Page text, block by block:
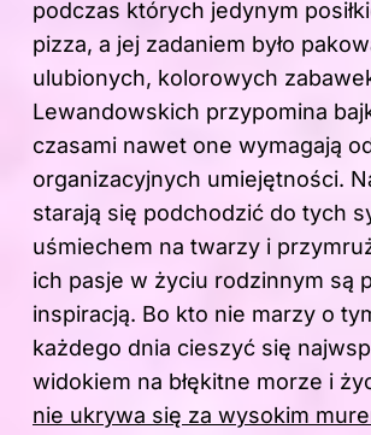
podczas których jedynym
pizza, a jej zadaniem było
ulubionych, kolorowych
Lewandowskich przypomina
czasami nawet one wymagają
organizacyjnych umiejętności.
starają się podchodzić do tych
uśmiechem na twarzy i
ich pasje w życiu rodzinnym są
inspiracją. Bo kto nie marzy o
każdego dnia cieszyć się
widokiem na błękitne morze i
nie ukrywa się za wysokim